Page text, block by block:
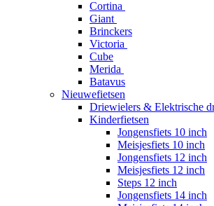
Cortina
Giant
Brinckers
Victoria
Cube
Merida
Batavus
Nieuwefietsen
Driewielers & Elektrische
Kinderfietsen
Jongensfiets 10 inch
Meisjesfiets 10 inch
Jongensfiets 12 inch
Meisjesfiets 12 inch
Steps 12 inch
Jongensfiets 14 inch